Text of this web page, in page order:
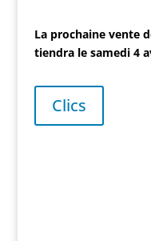
La prochaine vente
tiendra le samedi 4
Clics